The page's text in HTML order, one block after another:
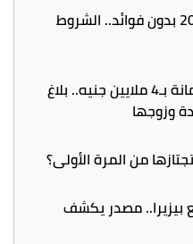
قرض بنك ناصر الاجتماعي 2026 بدون فوائد.. الشروط
التبرع بكليته مقابل إيصالات أمانة بـ4 ملايين جنيه.. بلاغ
وزوجها
من المرة الأولى؟
بيزيرا.. مصدر يكشف